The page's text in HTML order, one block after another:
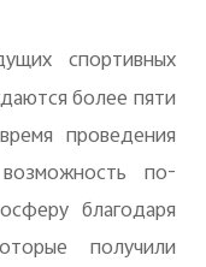
спортивных
более пяти
проведения
по-
благодаря
получили